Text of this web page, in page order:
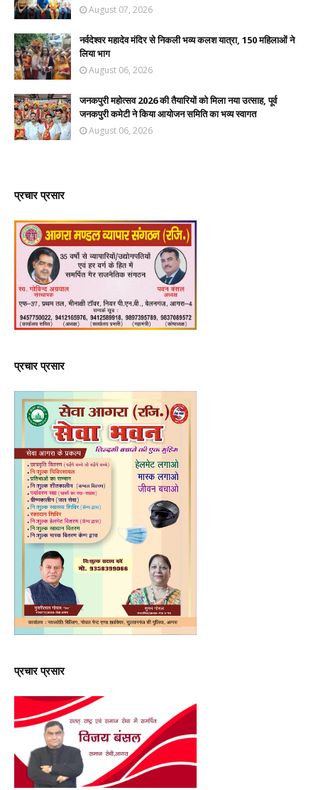
August 07, 2026
नर्वदेश्वर महादेव मंदिर से निकली भव्य कलश यात्रा, 150 महिलाओं ने
लिया भाग
August 06, 2026
जनकपुरी महोत्सव 2026 की तैयारियों को मिला नया उत्साह, पूर्व
जनकपुरी कमेटी ने किया आयोजन समिति का भव्य स्वागत
August 06, 2026
प्रचार प्रसार
प्रचार प्रसार
प्रचार प्रसार